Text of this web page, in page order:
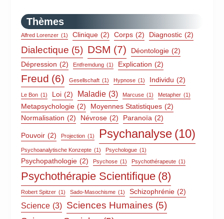
Thèmes
Alfred Lorenzer (1) Clinique (2) Corps (2) Diagnostic (2)
Dialectique (5) DSM (7) Déontologie (2)
Dépression (2) Entfremdung (1) Explication (2)
Freud (6) Gesellschaft (1) Hypnose (1) Individu (2)
Le Bon (1) Loi (2) Maladie (3) Marcuse (1) Metapher (1)
Metapsychologie (2) Moyennes Statistiques (2)
Normalisation (2) Névrose (2) Paranoïa (2)
Pouvoir (2) Projection (1) Psychanalyse (10)
Psychoanalytische Konzepte (1) Psychologue (1)
Psychopathologie (2) Psychose (1) Psychothérapeute (1)
Psychothérapie Scientifique (8)
Robert Spitzer (1) Sado-Masochisme (1) Schizophrénie (2)
Science (3) Sciences Humaines (5)